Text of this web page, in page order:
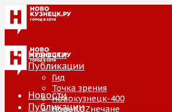
Новости
Публикации
Гид
Точка зрения
Новокузнецк-400
НовоKUZнечане
Новости
Публикации